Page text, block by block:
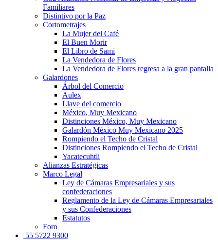
Familiares
Distintivo por la Paz
Cortometrajes
La Mujer del Café
El Buen Morir
El Libro de Sami
La Vendedora de Flores
La Vendedora de Flores regresa a la gran pantalla
Galardones
Árbol del Comercio
Aulex
Llave del comercio
México, Muy Mexicano
Distinciones México, Muy Mexicano
Galardón México Muy Mexicano 2025
Rompiendo el Techo de Cristal
Distinciones Rompiendo el Techo de Cristal
Yacatecuhtli
Alianzas Estratégicas
Marco Legal
Ley de Cámaras Empresariales y sus
confederaciones
Reglamento de la Ley de Cámaras Empresariales
y sus Confederaciones
Estatutos
Foro
55 5722 9300